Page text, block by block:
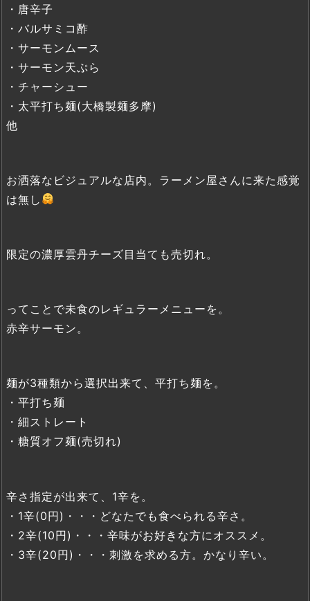
・唐辛子
・バルサミコ酢
・サーモンムース
・サーモン天ぷら
・チャーシュー
・太平打ち麺(大橋製麺多摩)
他
お洒落なビジュアルな店内。ラーメン屋さんに来た感覚
は無し
限定の濃厚雲丹チーズ目当ても売切れ。
ってことで未食のレギュラーメニューを。
赤辛サーモン。
麺が3種類から選択出来て、平打ち麺を。
・平打ち麺
・細ストレート
・糖質オフ麺(売切れ)
辛さ指定が出来て、1辛を。
・1辛(0円)・・・どなたでも食べられる辛さ。
・2辛(10円)・・・辛味がお好きな方にオススメ。
・3辛(20円)・・・刺激を求める方。かなり辛い。